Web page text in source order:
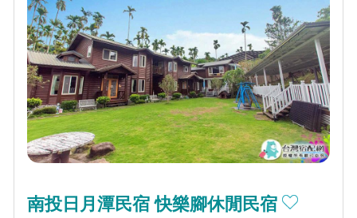
南投日月潭民宿 快樂腳休閒民宿